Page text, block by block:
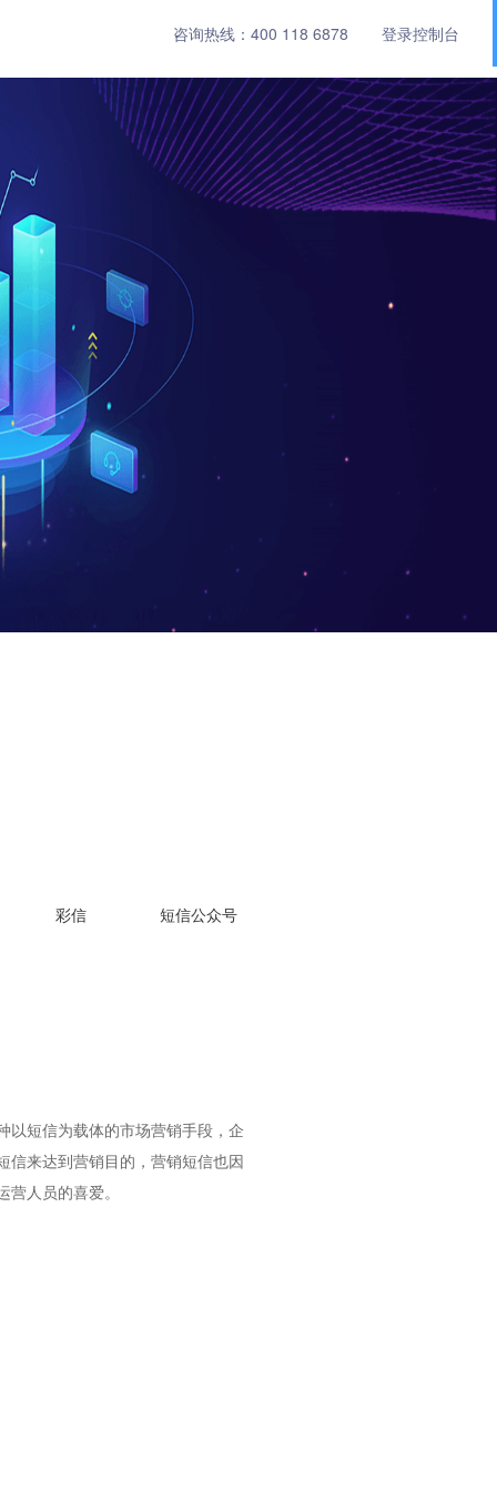
咨询热线： 400 118 6878 登录控制台
彩信 短信公众号
以短信为载体的市场营销手段，企
信来达到营销目的，营销短信也因
人员的喜爱。